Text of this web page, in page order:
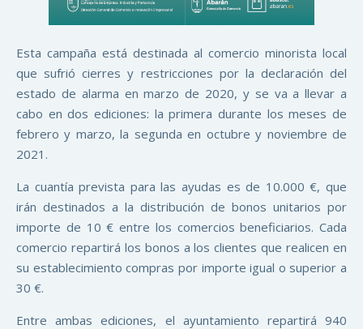
Esta campaña está destinada al comercio minorista local
que sufrió cierres y restricciones por la declaración del
estado de alarma en marzo de 2020, y se va a llevar a
cabo en dos ediciones: la primera durante los meses de
febrero y marzo, la segunda en octubre y noviembre de
2021.
La cuantía prevista para las ayudas es de 10.000 €, que
irán destinados a la distribución de bonos unitarios por
importe de 10 € entre los comercios beneficiarios. Cada
comercio repartirá los bonos a los clientes que realicen en
su establecimiento compras por importe igual o superior a
30 €.
Entre ambas ediciones, el ayuntamiento repartirá 940